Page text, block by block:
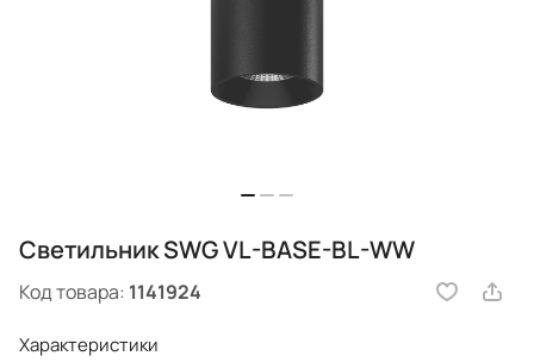
Светильник SWG VL-BASE-BL-WW
Код товара: 1141924
Характеристики